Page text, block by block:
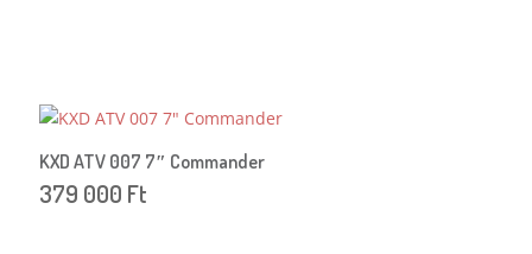
KXD ATV 007 7″ Commander
379 000 Ft